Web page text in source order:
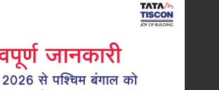
12.01.26|टीएमटी सरिया